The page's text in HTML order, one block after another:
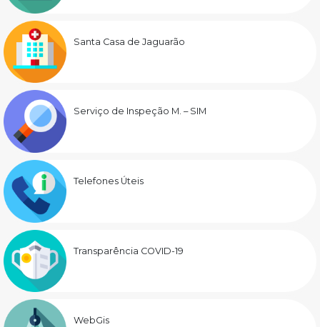
Santa Casa de Jaguarão
Serviço de Inspeção M. – SIM
Telefones Úteis
Transparência COVID-19
WebGis